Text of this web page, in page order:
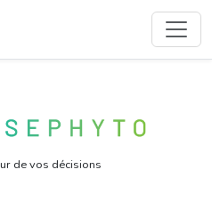
de vos décisions